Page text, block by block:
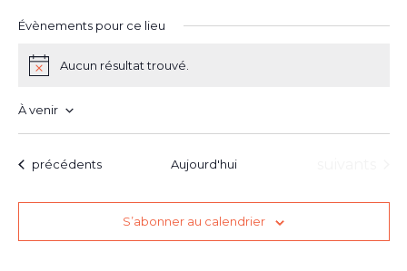
Évènements pour ce lieu
NoticeAucun résultat trouvé.
À venir
date.Évènements
précédents Aujourd'hui
S’abonner au calendrier